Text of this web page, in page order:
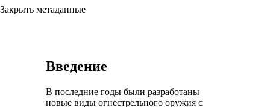
Закрыть метаданные
Введение
В последние годы были разработаны
новые виды огнестрельного оружия с